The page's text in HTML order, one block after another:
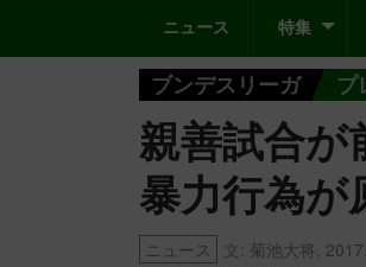
ニュース 特集
ブンデスリーガ プ
親善試合が
暴力行為が
ニュース 文: 菊池大将